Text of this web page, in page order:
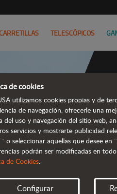
CARRETILLAS TELESCÓPICOS
de cookies
utilizamos cookies propias y de
de navegación, ofrecerle una
del uso y navegación del sitio web,
servicios y mostrarte publicidad
o seleccionar aquellas que desee en
podrán ser modificadas en
de Cookies.
Configurar